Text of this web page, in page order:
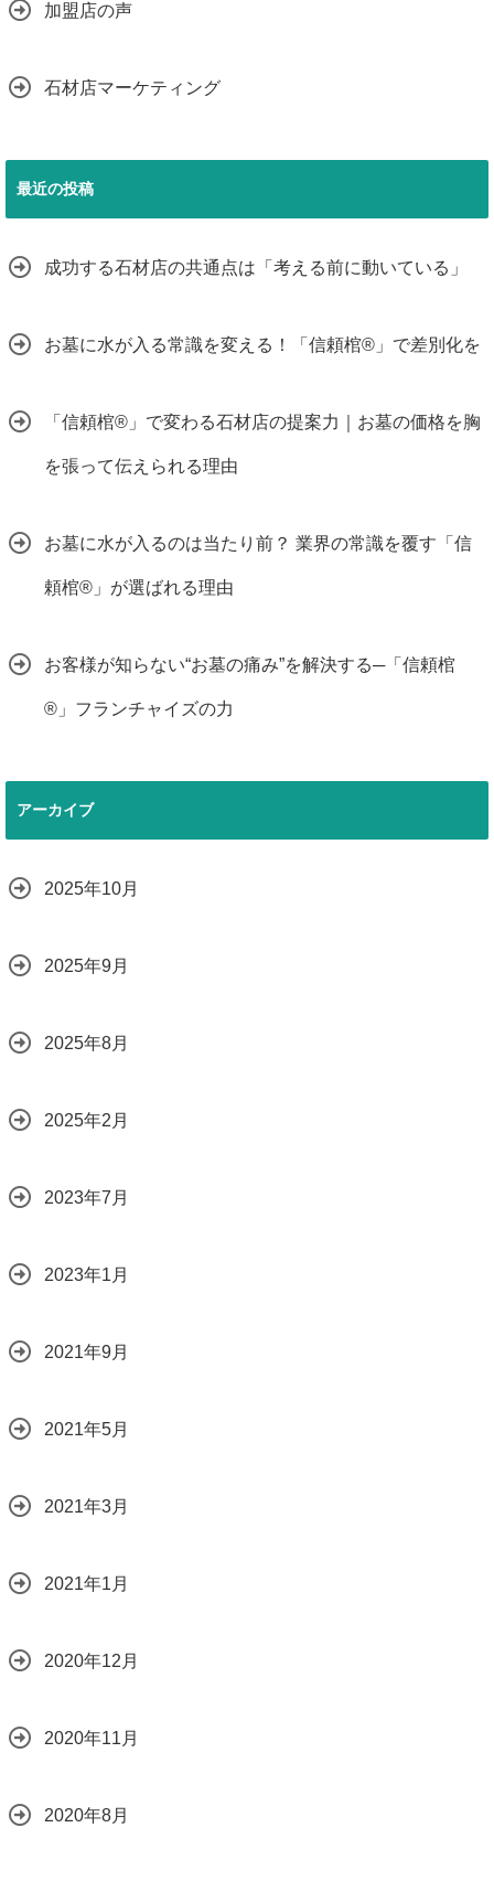
加盟店の声
石材店マーケティング
最近の投稿
成功する石材店の共通点は「考える前に動いている」
お墓に水が入る常識を変える！「信頼棺®」で差別化を
「信頼棺®」で変わる石材店の提案力｜お墓の価格を胸
を張って伝えられる理由
お墓に水が入るのは当たり前？ 業界の常識を覆す「信
頼棺®」が選ばれる理由
お客様が知らない“お墓の痛み”を解決する─「信頼棺
®」フランチャイズの力
アーカイブ
2025年10月
2025年9月
2025年8月
2025年2月
2023年7月
2023年1月
2021年9月
2021年5月
2021年3月
2021年1月
2020年12月
2020年11月
2020年8月